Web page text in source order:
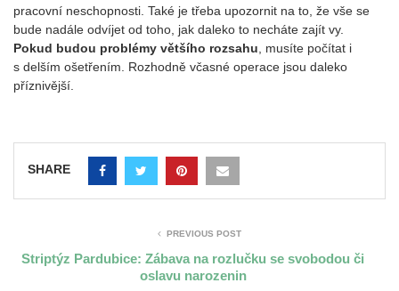
pracovní neschopnosti. Také je třeba upozornit na to, že vše se
bude nadále odvíjet od toho, jak daleko to necháte zajít vy.
Pokud budou problémy většího rozsahu , musíte počítat i
s delším ošetřením. Rozhodně včasné operace jsou daleko
příznivější.
SHARE
PREVIOUS POST
Striptýz Pardubice: Zábava na rozlučku se svobodou či
oslavu narozenin